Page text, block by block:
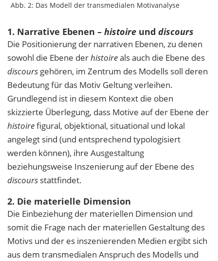
Abb. 2: Das Modell der transmedialen Motivanalyse
1. Narrative Ebenen – histoire und discours
Die Positionierung der narrativen Ebenen, zu denen
sowohl die Ebene derhistoireals auch die Ebene des
discours gehören, im Zentrum des Modells soll deren
Bedeutung für das Motiv Geltung verleihen.
Grundlegend ist in diesem Kontext die oben
skizzierte Überlegung, dass Motive auf der Ebene der
histoirefigural, objektional, situational und lokal
angelegt sind (und entsprechend typologisiert
werden können), ihre Ausgestaltung
beziehungsweise Inszenierung auf der Ebene des
discours stattfindet.
2. Die materielle Dimension
Die Einbeziehung der materiellen Dimension und
somit die Frage nach der materiellen Gestaltung des
Motivs und der es inszenierenden Medien ergibt sich
aus dem transmedialen Anspruch des Modells und